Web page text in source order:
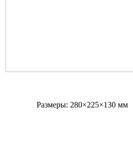
Размеры: 280×225×130 мм